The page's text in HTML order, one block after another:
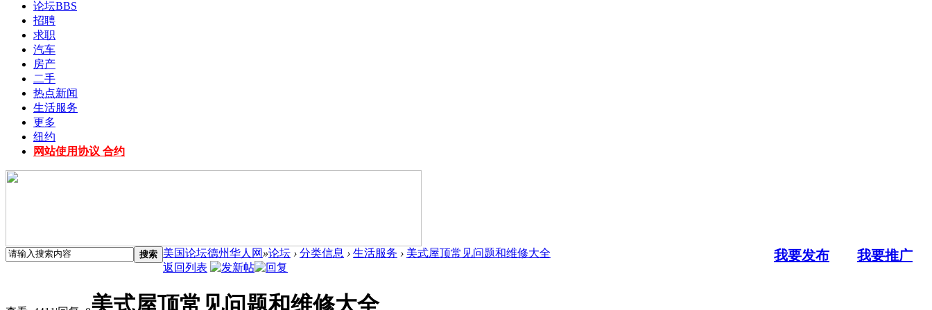
论坛BBS
招聘
求职
汽车
房产
二手
热点新闻
生活服务
更多
纽约
网站使用协议 合约
搜索 我要发布 我要推广
美国论坛德州华人网 »论坛 › 分类信息 › 生活服务 › 美式屋顶常见问题和维修大全
返回列表
美式屋顶常见问题和维修大全